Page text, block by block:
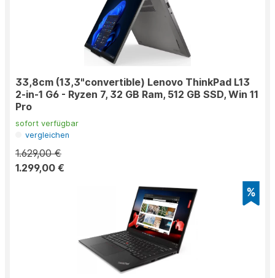
33,8cm (13,3"convertible) Lenovo ThinkPad L13
2-in-1 G6 - Ryzen 7, 32 GB Ram, 512 GB SSD, Win 11
Pro
sofort verfügbar
vergleichen
1.629,00 €
1.299,00 €